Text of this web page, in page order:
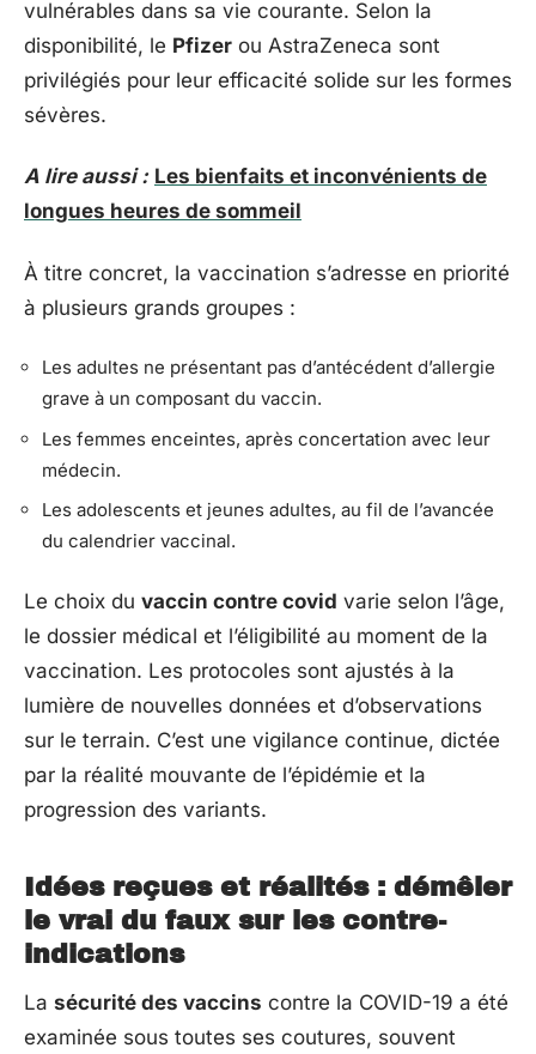
vulnérables dans sa vie courante. Selon la
disponibilité, le Pfizer ou AstraZeneca sont
privilégiés pour leur efficacité solide sur les formes
sévères.
A lire aussi : Les bienfaits et inconvénients de
longues heures de sommeil
À titre concret, la vaccination s’adresse en priorité
à plusieurs grands groupes :
Les adultes ne présentant pas d’antécédent d’allergie
grave à un composant du vaccin.
Les femmes enceintes, après concertation avec leur
médecin.
Les adolescents et jeunes adultes, au fil de l’avancée
du calendrier vaccinal.
Le choix du vaccin contre covid varie selon l’âge,
le dossier médical et l’éligibilité au moment de la
vaccination. Les protocoles sont ajustés à la
lumière de nouvelles données et d’observations
sur le terrain. C’est une vigilance continue, dictée
par la réalité mouvante de l’épidémie et la
progression des variants.
Idées reçues et réalités : démêler
le vrai du faux sur les contre-
indications
La sécurité des vaccins contre la COVID-19 a été
examinée sous toutes ses coutures, souvent